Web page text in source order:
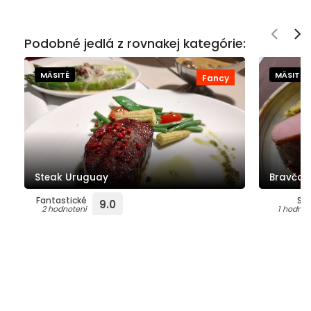
Podobné jedlá z rovnakej kategórie:
Fancy
MÄSITÉ
Steak Uruguay
Fantastické
2 hodnotení 9.0
MÄSITÉ
1